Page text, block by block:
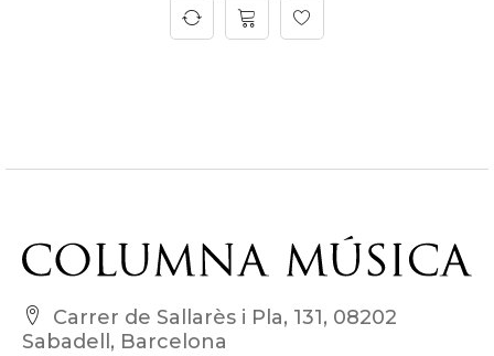
Carrer de Sallarès i Pla, 131, 08202
Sabadell, Barcelona